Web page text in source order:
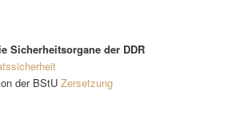
Sicherheitsorgane der DDR
der BStUZersetzung